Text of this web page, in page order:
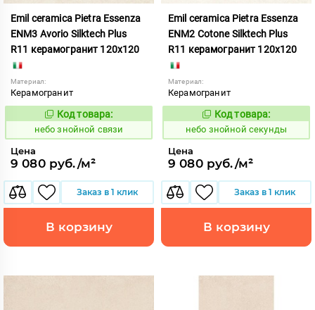
Emil ceramica Pietra Essenza
ENM3 Avorio Silktech Plus
R11 керамогранит 120x120
Материал:
Керамогранит
1113461
Код товара:
небо знойной связи
Цена
9 080 руб./м²
Заказ в 1 клик
В корзину
Emil ceramica Pietra Essenza
ENM2 Cotone Silktech Plus
R11 керамогранит 120x120
Материал:
Керамогранит
1113462
Код товара:
небо знойной секунды
Цена
9 080 руб./м²
Заказ в 1 клик
В корзину